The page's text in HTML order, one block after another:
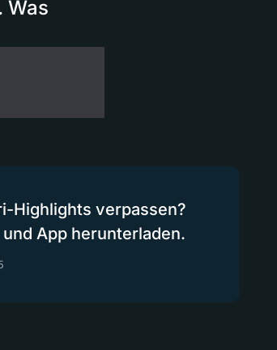
Was
Highlights verpassen?
App herunterladen.